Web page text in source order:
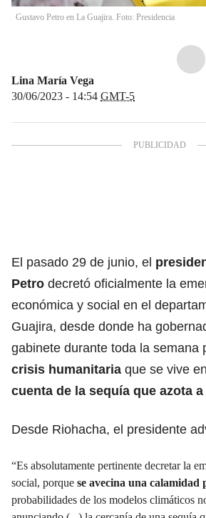
Gustavo Petro en La Guajira. Foto: Presidencia
Lina María Vega
30/06/2023 - 14:54 GMT-5
El pasado 29 de junio, el
Petro decretó oficialmente la
económica y social en el
Guajira, desde donde ha
gabinete durante toda la semana
crisis humanitaria que se vive
cuenta de la sequía que azota
Desde Riohacha, el presidente
“Es absolutamente pertinente decretar la
social, porque se avecina una calamidad
probabilidades de los modelos climáticos